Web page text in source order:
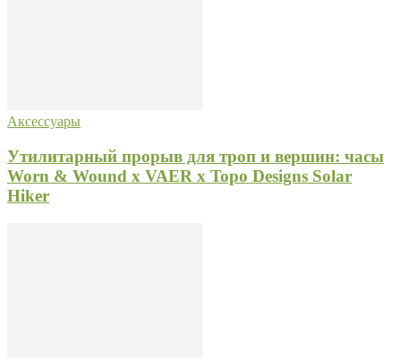
Аксессуары
Утилитарный прорыв для троп и вершин: часы
Worn & Wound x VAER x Topo Designs Solar
Hiker